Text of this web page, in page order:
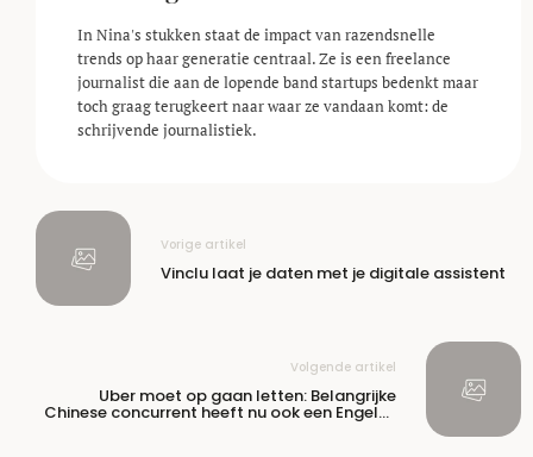
In Nina's stukken staat de impact van razendsnelle
trends op haar generatie centraal. Ze is een freelance
journalist die aan de lopende band startups bedenkt maar
toch graag terugkeert naar waar ze vandaan komt: de
schrijvende journalistiek.
Vorige artikel
Vinclu laat je daten met je digitale assistent
Volgende artikel
Uber moet op gaan letten: Belangrijke
Chinese concurrent heeft nu ook een Engelse